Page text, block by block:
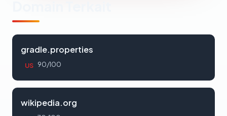
gradle.properties
US 90/100
wikipedia.org